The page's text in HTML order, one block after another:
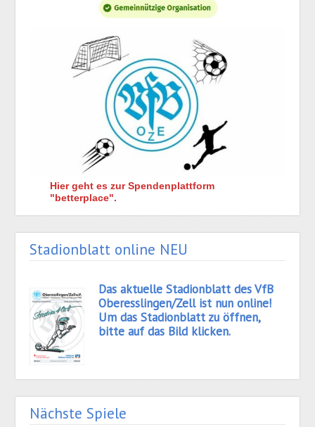
Hier geht es zur Spendenplattform
"betterplace".
Stadionblatt online NEU
Das aktuelle Stadionblatt des VfB
Oberesslingen/Zell ist nun online!
Um das Stadionblatt zu öffnen,
bitte auf das Bild klicken.
Nächste Spiele